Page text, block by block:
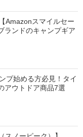
Amazonスマイルセー
ランドのキャンプギア
プ始める方必見！タイ
アウトドア商品7選